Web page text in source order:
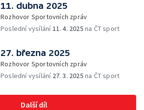
11. dubna 2025
Rozhovor Sportovních zpráv
Poslední vysílání11. 4. 2025 na ČT sport
27. března 2025
Rozhovor Sportovních zpráv
Poslední vysílání 27. 3. 2025 na ČT sport
Další díl